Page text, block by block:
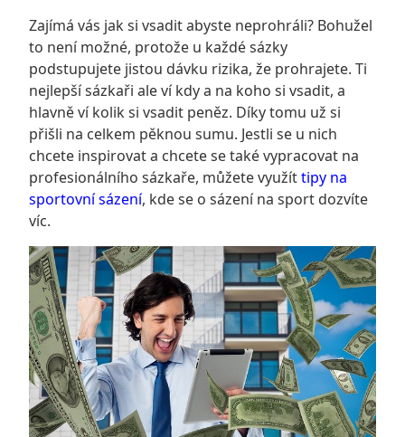
Zajímá vás jak si vsadit abyste neprohráli? Bohužel
to není možné, protože u každé sázky
podstupujete jistou dávku rizika, že prohrajete. Ti
nejlepší sázkaři ale ví kdy a na koho si vsadit, a
hlavně ví kolik si vsadit peněz. Díky tomu už si
přišli na celkem pěknou sumu. Jestli se u nich
chcete inspirovat a chcete se také vypracovat na
profesionálního sázkaře, můžete využíttipy na
sportovní sázení, kde se o sázení na sport dozvíte
víc.